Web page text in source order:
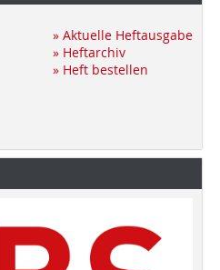
» Aktuelle Heftausgabe
» Heftarchiv
» Heft bestellen